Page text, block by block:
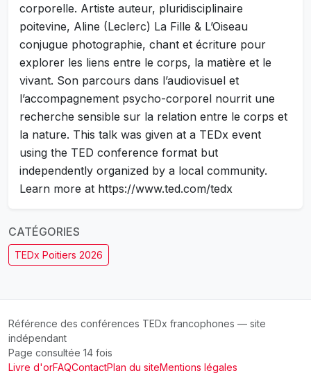
corporelle. Artiste auteur, pluridisciplinaire
poitevine, Aline (Leclerc) La Fille & L’Oiseau
conjugue photographie, chant et écriture pour
explorer les liens entre le corps, la matière et le
vivant. Son parcours dans l’audiovisuel et
l’accompagnement psycho-corporel nourrit une
recherche sensible sur la relation entre le corps et
la nature. This talk was given at a TEDx event
using the TED conference format but
independently organized by a local community.
Learn more at https://www.ted.com/tedx
CATÉGORIES
TEDx Poitiers 2026
Référence des conférences TEDx francophones — site
indépendant
Page consultée 14 fois
Livre d'orFAQContactPlan du siteMentions légales